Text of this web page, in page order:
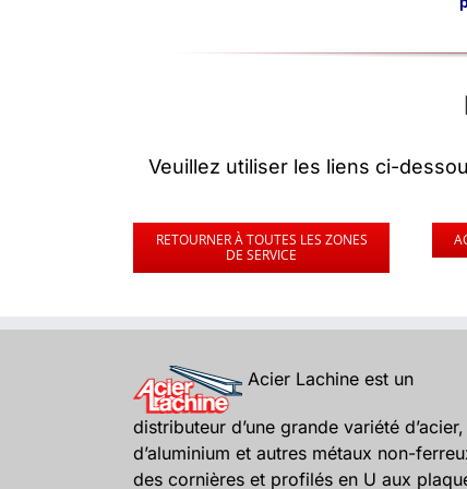
Veuillez utiliser les liens ci-
RETOURNER À TOUTES LES ZONES
DE SERVICE
Acier Lachine est un
distributeur d’une grande variété d’acier,
d’aluminium et autres métaux non-
des cornières et profilés en U aux